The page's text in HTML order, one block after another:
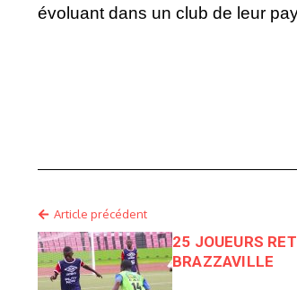
évoluant dans un club de leur
Article précédent
25 JOUEURS
BRAZZAVILLE